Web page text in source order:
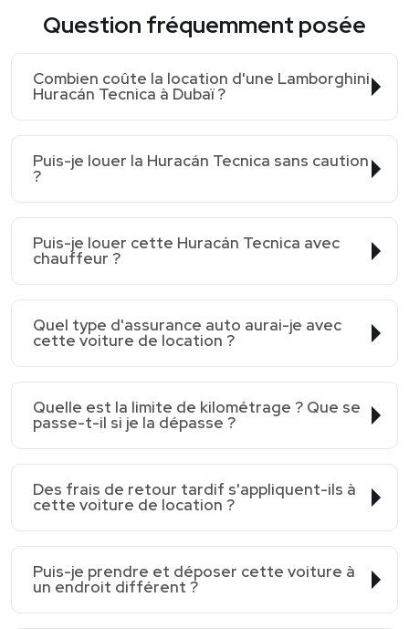
Question fréquemment posée
Combien coûte la location d'une Lamborghini
Huracán Tecnica à Dubaï ?
Puis-je louer la Huracán Tecnica sans caution
?
Puis-je louer cette Huracán Tecnica avec
chauffeur ?
Quel type d'assurance auto aurai-je avec
cette voiture de location ?
Quelle est la limite de kilométrage ? Que se
passe-t-il si je la dépasse ?
Des frais de retour tardif s'appliquent-ils à
cette voiture de location ?
Puis-je prendre et déposer cette voiture à
un endroit différent ?